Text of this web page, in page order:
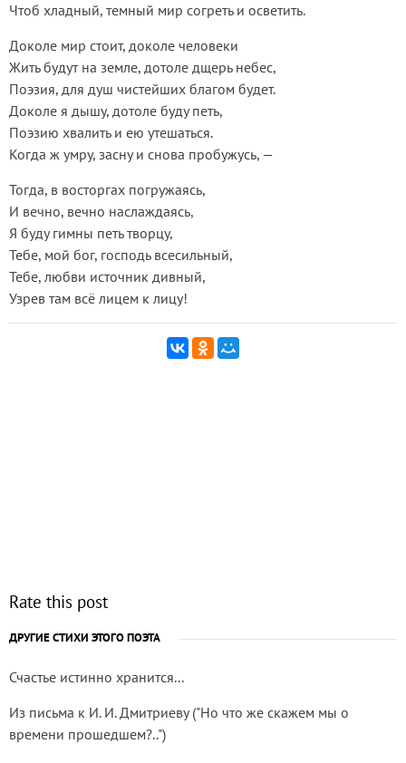
Чтоб хладный, темный мир согреть и осветить.
Доколе мир стоит, доколе человеки
Жить будут на земле, дотоле дщерь небес,
Поэзия, для душ чистейших благом будет.
Доколе я дышу, дотоле буду петь,
Поэзию хвалить и ею утешаться.
Когда ж умру, засну и снова пробужусь, —
Тогда, в восторгах погружаясь,
И вечно, вечно наслаждаясь,
Я буду гимны петь творцу,
Тебе, мой бог, господь всесильный,
Тебе, любви источник дивный,
Узрев там всё лицем к лицу!
Rate this post
ДРУГИЕ СТИХИ ЭТОГО ПОЭТА
Счастье истинно хранится...
Из письма к И. И. Дмитриеву ("Но что же скажем мы о
времени прошедшем?..")